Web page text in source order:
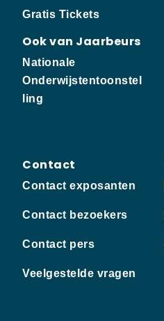
Gratis Tickets
Ook van Jaarbeurs
Nationale
Onderwijstentoonstel
ling
Contact
Contact exposanten
Contact bezoekers
Contact pers
Veelgestelde vragen